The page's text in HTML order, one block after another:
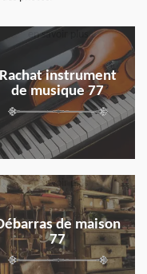
Rachat instrument
de musique 77
en savoir plus
de maison
77
en savoir plus